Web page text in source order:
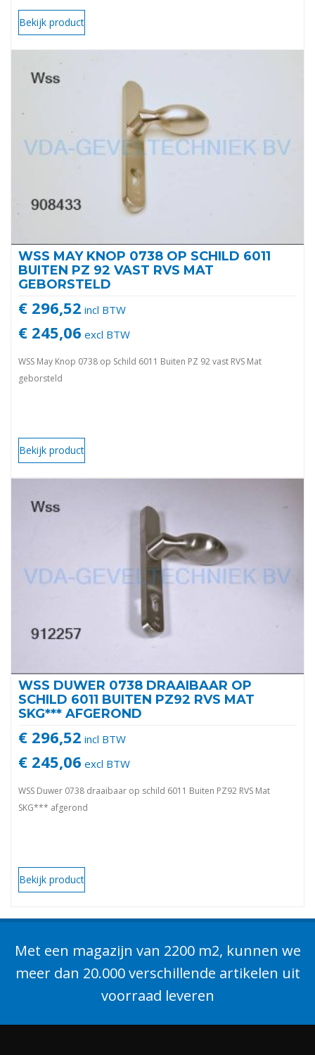
Bekijk product
WSS MAY KNOP 0738 OP SCHILD 6011
BUITEN PZ 92 VAST RVS MAT
GEBORSTELD
€ 296,52 incl BTW
€ 245,06 excl BTW
WSS May Knop 0738 op Schild 6011 Buiten PZ 92 vast RVS Mat
geborsteld
Bekijk product
WSS DUWER 0738 DRAAIBAAR OP
SCHILD 6011 BUITEN PZ92 RVS MAT
SKG*** AFGEROND
€ 296,52 incl BTW
€ 245,06 excl BTW
WSS Duwer 0738 draaibaar op schild 6011 Buiten PZ92 RVS Mat
SKG*** afgerond
Bekijk product
Met een magazijn van 2200 m2, kunnen we
meer dan 20.000 verschillende artikelen uit
voorraad leveren